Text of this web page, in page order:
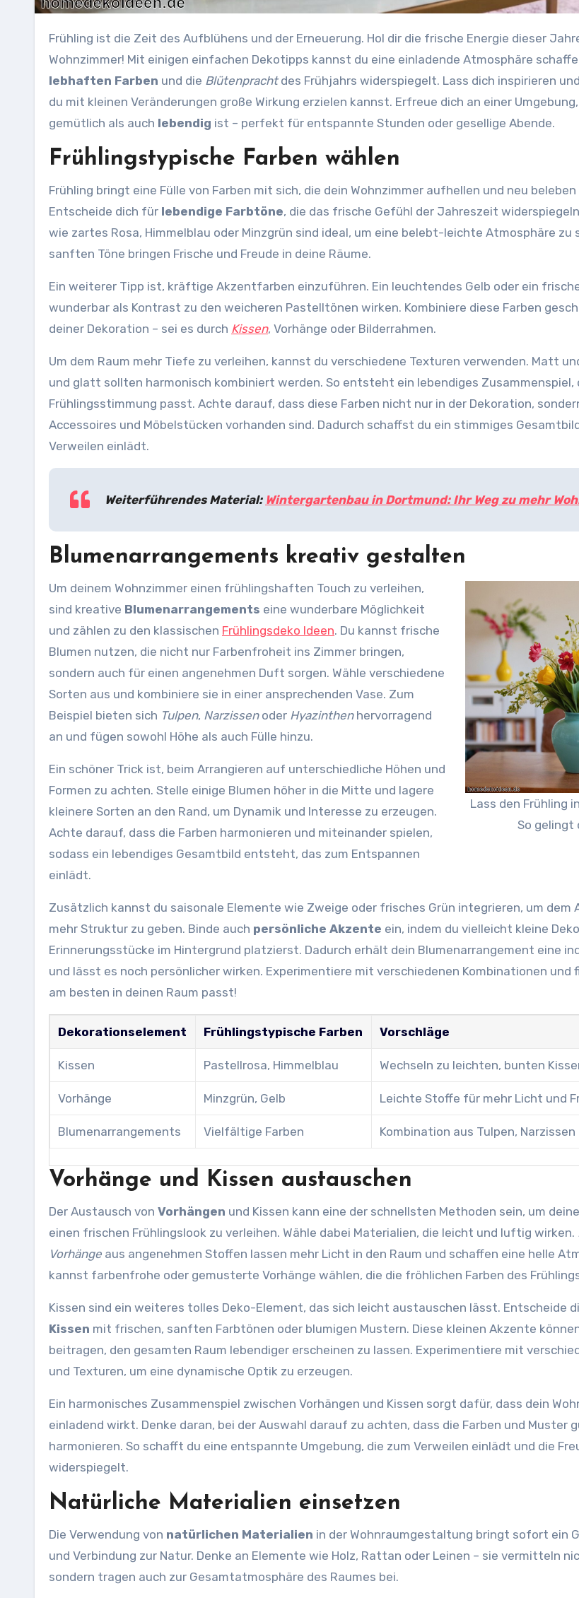
Frühling ist die Zeit des Aufblühens und der Erneuerung. Hol dir die frische Energie dieser Jahreszeit ins
Wohnzimmer! Mit einigen einfachen Dekotipps kannst du eine einladende Atmosphäre
lebhaften Farben und die Blütenprachtdes Frühjahrs widerspiegelt. Lass dich inspirieren
du mit kleinen Veränderungen große Wirkung erzielen kannst. Erfreue dich an einer
gemütlich als auch lebendig ist – perfekt für entspannte Stunden oder gesellige Abende.
Frühlingstypische Farben wählen
Frühling bringt eine Fülle von Farben mit sich, die dein Wohnzimmer aufhellen und neu beleben
Entscheide dich für lebendige Farbtöne, die das frische Gefühl der Jahreszeit
wie zartes Rosa, Himmelblau oder Minzgrün sind ideal, um eine belebt-leichte Atmosphäre zu
sanften Töne bringen Frische und Freude in deine Räume.
Ein weiterer Tipp ist, kräftige Akzentfarben einzuführen. Ein leuchtendes Gelb oder ein
wunderbar als Kontrast zu den weicheren Pastelltönen wirken. Kombiniere diese Farben
deiner Dekoration – sei es durch Kissen, Vorhänge oder Bilderrahmen.
Um dem Raum mehr Tiefe zu verleihen, kannst du verschiedene Texturen verwenden. Matt
und glatt sollten harmonisch kombiniert werden. So entsteht ein lebendiges Zusammenspiel,
Frühlingsstimmung passt. Achte darauf, dass diese Farben nicht nur in der Dekoration,
Accessoires und Möbelstücken vorhanden sind. Dadurch schaffst du ein stimmiges
Verweilen einlädt.
Weiterführendes Material: Wintergartenbau in Dortmund: Ihr Weg zu mehr
Blumenarrangements kreativ gestalten
Lass den Frühling
So gelingt
Um deinem Wohnzimmer einen frühlingshaften Touch zu verleihen,
sind kreative Blumenarrangements eine wunderbare Möglichkeit
und zählen zu den klassischen Frühlingsdeko Ideen. Du kannst frische
Blumen nutzen, die nicht nur Farbenfroheit ins Zimmer bringen,
sondern auch für einen angenehmen Duft sorgen. Wähle verschiedene
Sorten aus und kombiniere sie in einer ansprechenden Vase. Zum
Beispiel bieten sich Tulpen, Narzissenoder Hyazinthenhervorragend
an und fügen sowohl Höhe als auch Fülle hinzu.
Ein schöner Trick ist, beim Arrangieren auf unterschiedliche Höhen und
Formen zu achten. Stelle einige Blumen höher in die Mitte und lagere
kleinere Sorten an den Rand, um Dynamik und Interesse zu erzeugen.
Achte darauf, dass die Farben harmonieren und miteinander spielen,
sodass ein lebendiges Gesamtbild entsteht, das zum Entspannen
einlädt.
Zusätzlich kannst du saisonale Elemente wie Zweige oder frisches Grün integrieren, um dem
mehr Struktur zu geben. Binde auch persönliche Akzente ein, indem du vielleicht kleine
Erinnerungsstücke im Hintergrund platzierst. Dadurch erhält dein Blumenarrangement eine
und lässt es noch persönlicher wirken. Experimentiere mit verschiedenen Kombinationen und
am besten in deinen Raum passt!
Dekorationselement Frühlingstypische Farben Vorschläge
Kissen Pastellrosa, Himmelblau Wechseln zu leichten, bunten
Vorhänge Minzgrün, Gelb Leichte Stoffe für mehr Licht und
Blumenarrangements Vielfältige Farben Kombination aus Tulpen,
Vorhänge und Kissen austauschen
Der Austausch von Vorhängen und Kissen kann eine der schnellsten Methoden sein, um
einen frischen Frühlingslook zu verleihen. Wähle dabei Materialien, die leicht und luftig wirken.
Vorhänge aus angenehmen Stoffen lassen mehr Licht in den Raum und schaffen eine helle
kannst farbenfrohe oder gemusterte Vorhänge wählen, die die fröhlichen Farben des
Kissen sind ein weiteres tolles Deko-Element, das sich leicht austauschen lässt. Entscheide
Kissen mit frischen, sanften Farbtönen oder blumigen Mustern. Diese kleinen Akzente
beitragen, den gesamten Raum lebendiger erscheinen zu lassen. Experimentiere mit
und Texturen, um eine dynamische Optik zu erzeugen.
Ein harmonisches Zusammenspiel zwischen Vorhängen und Kissen sorgt dafür, dass dein
einladend wirkt. Denke daran, bei der Auswahl darauf zu achten, dass die Farben und Muster
harmonieren. So schafft du eine entspannte Umgebung, die zum Verweilen einlädt und die
widerspiegelt.
Natürliche Materialien einsetzen
Die Verwendung von natürlichen Materialien in der Wohnraumgestaltung bringt sofort ein
und Verbindung zur Natur. Denke an Elemente wie Holz, Rattan oder Leinen – sie vermitteln
sondern tragen auch zur Gesamtatmosphäre des Raumes bei.